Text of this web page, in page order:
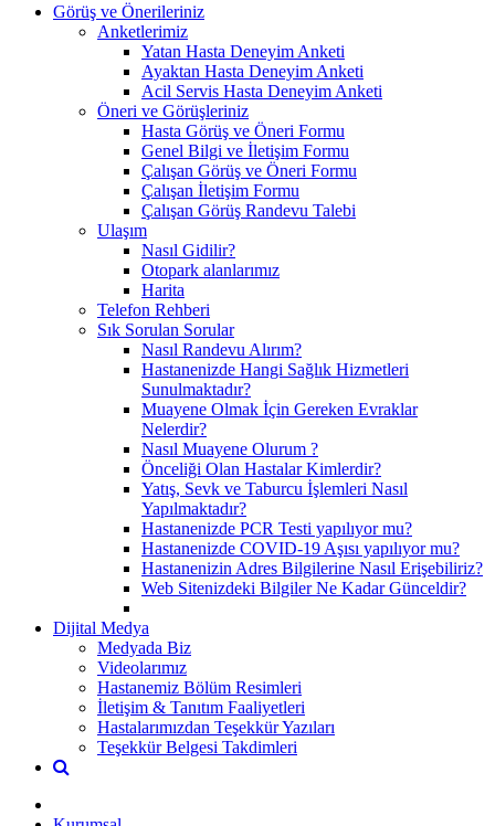
Görüş ve Önerileriniz
Anketlerimiz
Yatan Hasta Deneyim Anketi
Ayaktan Hasta Deneyim Anketi
Acil Servis Hasta Deneyim Anketi
Öneri ve Görüşleriniz
Hasta Görüş ve Öneri Formu
Genel Bilgi ve İletişim Formu
Çalışan Görüş ve Öneri Formu
Çalışan İletişim Formu
Çalışan Görüş Randevu Talebi
Ulaşım
Nasıl Gidilir?
Otopark alanlarımız
Harita
Telefon Rehberi
Sık Sorulan Sorular
Nasıl Randevu Alırım?
Hastanenizde Hangi Sağlık Hizmetleri
Sunulmaktadır?
Muayene Olmak İçin Gereken Evraklar
Nelerdir?
Nasıl Muayene Olurum ?
Önceliği Olan Hastalar Kimlerdir?
Yatış, Sevk ve Taburcu İşlemleri Nasıl
Yapılmaktadır?
Hastanenizde PCR Testi yapılıyor mu?
Hastanenizde COVID-19 Aşısı yapılıyor mu?
Hastanenizin Adres Bilgilerine Nasıl Erişebiliriz?
Web Sitenizdeki Bilgiler Ne Kadar Günceldir?
Dijital Medya
Medyada Biz
Videolarımız
Hastanemiz Bölüm Resimleri
İletişim & Tanıtım Faaliyetleri
Hastalarımızdan Teşekkür Yazıları
Teşekkür Belgesi Takdimleri